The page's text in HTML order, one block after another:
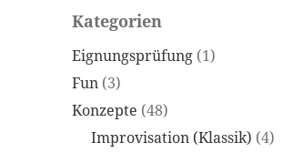
Kategorien
Eignungsprüfung (1)
Fun (3)
Konzepte (48)
Improvisation (Klassik) (4)